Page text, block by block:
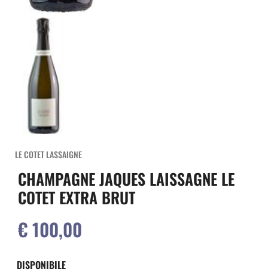
LE COTET LASSAIGNE
CHAMPAGNE JAQUES LAISSAGNE LE
COTET EXTRA BRUT
€ 100,00
DISPONIBILE